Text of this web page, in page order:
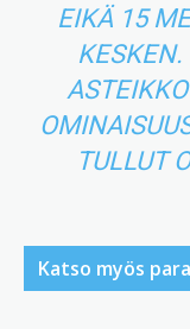
EIKÄ 15
TULLUT
Katso myös